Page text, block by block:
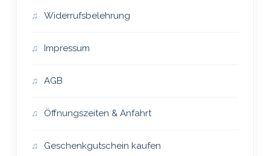
Widerrufsbelehrung
Impressum
AGB
Öffnungszeiten & Anfahrt
Geschenkgutschein kaufen